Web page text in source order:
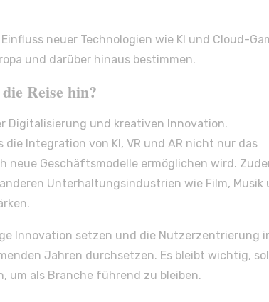
neuer Technologien wie KI und Cloud-
und darüber hinaus bestimmen.
Reise hin?
Digitalisierung und kreativen Innovation.
Integration von KI, VR und AR nicht nur das
neue Geschäftsmodelle ermöglichen wird.
Unterhaltungsindustrien wie Film, Musik
Innovation setzen und die Nutzerzentrierung
Jahren durchsetzen. Es bleibt wichtig,
um als Branche führend zu bleiben.